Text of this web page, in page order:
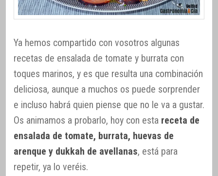
Ya hemos compartido con vosotros algunas
recetas de ensalada de tomate y burrata con
toques marinos, y es que resulta una combinación
deliciosa, aunque a muchos os puede sorprender
e incluso habrá quien piense que no le va a gustar.
Os animamos a probarlo, hoy con esta receta de
ensalada de tomate, burrata, huevas de
arenque y dukkah de avellanas, está para
repetir, ya lo veréis.